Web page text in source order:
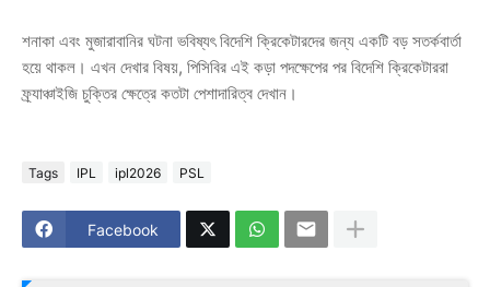
শনাকা এবং মুজারাবানির ঘটনা ভবিষ্যৎ বিদেশি ক্রিকেটারদের জন্য একটি বড় সতর্কবার্তা
হয়ে থাকল। এখন দেখার বিষয়, পিসিবির এই কড়া পদক্ষেপের পর বিদেশি ক্রিকেটাররা
ফ্র্যাঞ্চাইজি চুক্তির ক্ষেত্রে কতটা পেশাদারিত্ব দেখান।
Tags IPL ipl2026 PSL
Facebook